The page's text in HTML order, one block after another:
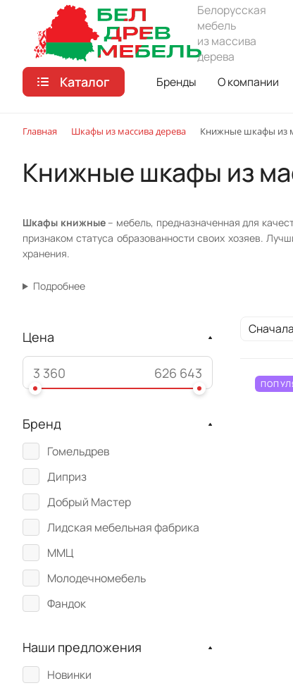
Белорусская
мебель
из массива
дерева
Каталог Бренды О компании
Главная Шкафы из массива дерева Книжные шкафы из
Книжные шкафы из
Шкафы книжные– мебель, предназначенная для
признаком статуса образованности своих хозяев.
хранения.
Подробнее
Цена
Бренд
Гомельдрев
Диприз
Добрый Мастер
Лидская мебельная фабрика
ММЦ
Молодечномебель
Фандок
Добрушдрев
Муромские мастера
Наши предложения
Новинки